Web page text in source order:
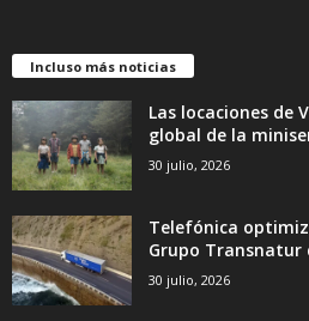
Incluso más noticias
Las locaciones de
global de la
30 julio, 2026
Telefónica
Grupo
30 julio, 2026